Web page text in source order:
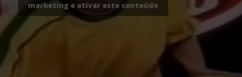
marketing e ativar este conteúdo